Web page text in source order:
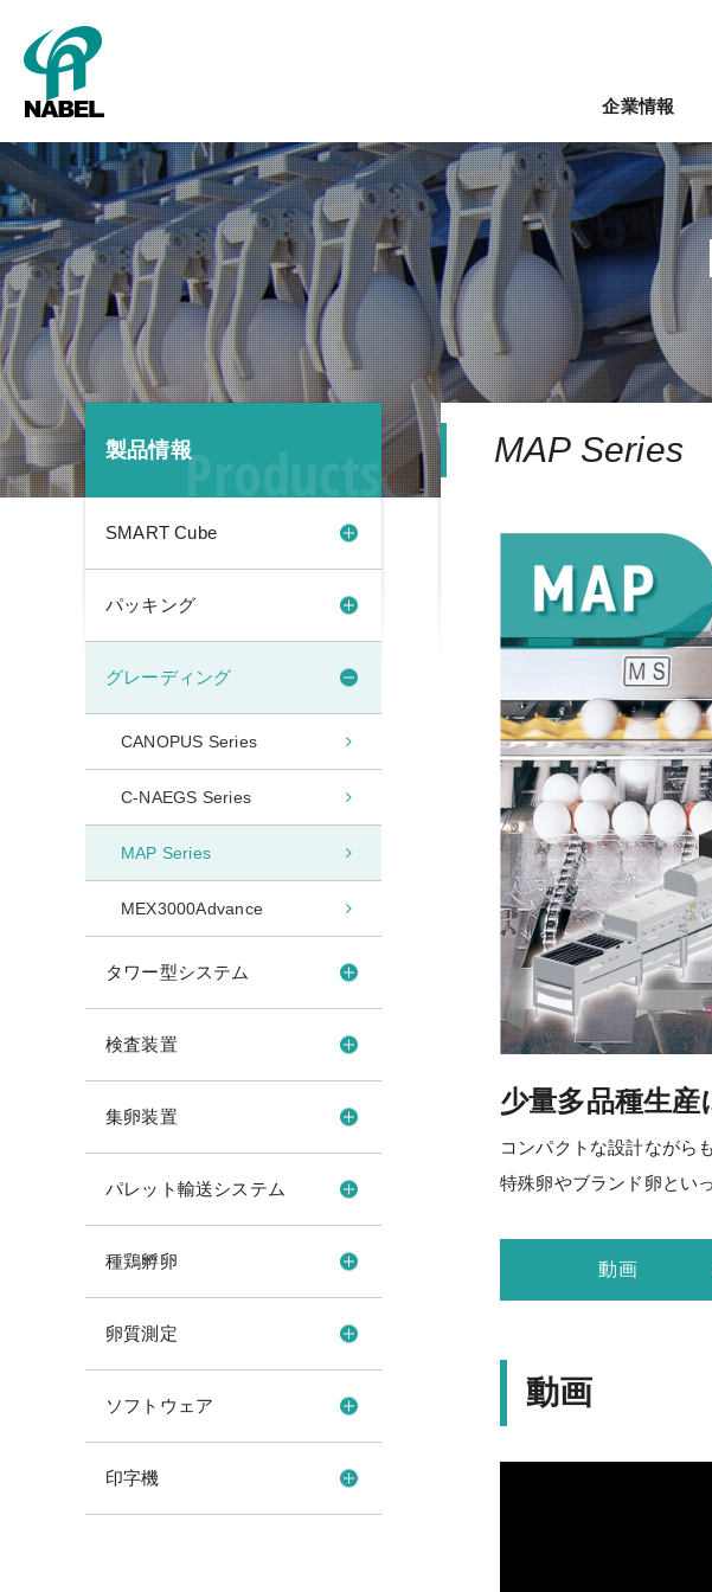
企業情報
会社概要 経営理念 拠点紹介
SMART Cube パッキング グレーディング タワー型システム 検
新卒採用 キャリア採用 パート・アルバイ
MAP Series
少量多品種生
コンパクトな設計ながら
特殊卵やブランド卵とい
動画
動画
製品情報Products
SMART Cube
パッキング
グレーディング
CANOPUS Series
C-NAEGS Series
MAP Series
MEX3000Advance
タワー型システム
検査装置
集卵装置
パレット輸送システム
種鶏孵卵
卵質測定
ソフトウェア
印字機